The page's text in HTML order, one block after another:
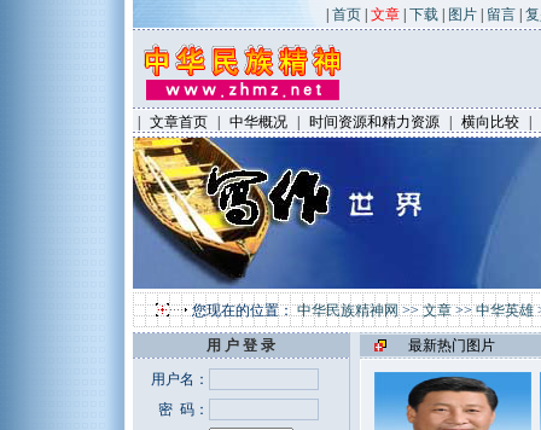
首页 文章 下载 图片 留言
文章首页 中华概况 时间资源和精力资源 横向比较
您现在的位置：中华民族精神网>>文章>>中华英雄
用 户 登 录
用户名：
密 码：
最新热门图片